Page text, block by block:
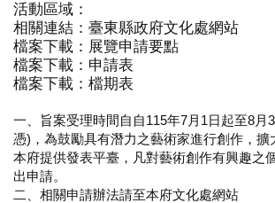
活動區域：
相關連結： 臺東縣政府文化處網站
檔案下載： 展覽申請要點
檔案下載： 申請表
檔案下載： 檔期表
一、旨案受理時間自自115年7月1日起至8月
憑)，為鼓勵具有潛力之藝術家進行創作，擴
本府提供發表平臺，凡對藝術創作有興趣之
出申請。
二、相關申請辦法請至本府文化處網站